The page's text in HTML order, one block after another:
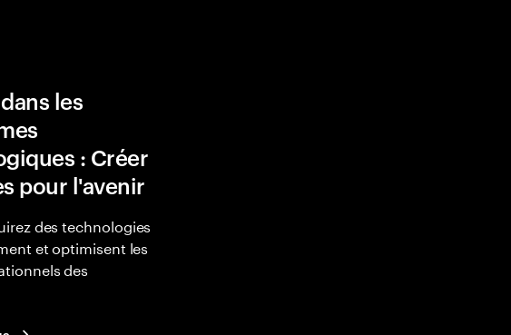
les
: Créer
pour l'avenir
des technologies
et optimisent les
des